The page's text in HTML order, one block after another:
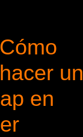
Cómo
hacer un
en